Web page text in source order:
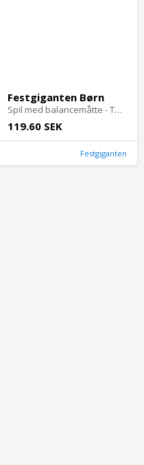
Festgiganten Børn
Spil med balancemåtte - Tæl med aben - Apa
119.60 SEK
Festgiganten